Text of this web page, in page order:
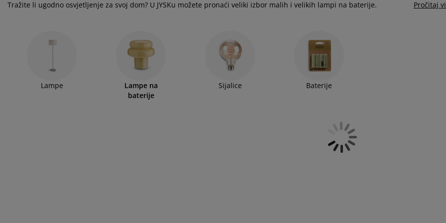
kreveta
namještaja
rasvjeta
Tražite li ugodno osvjetljenje za svoj dom? U JYSKu možete pronaći veliki izbor malih i velikih lampi na baterije.
Pročitaj
Lampe
Lampe na
baterije
Sijalice Baterije